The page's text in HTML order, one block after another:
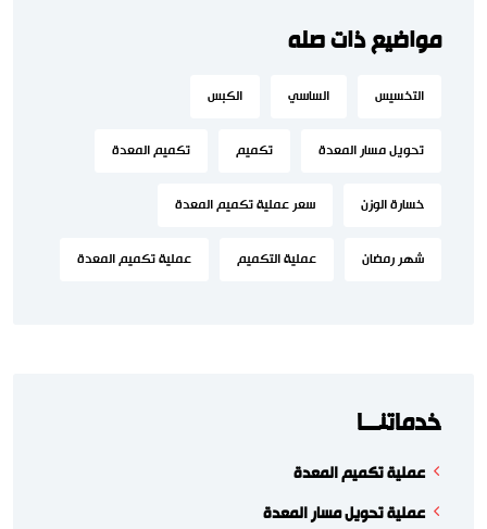
مواضيع ذات صله
التخسيس الساسي الكبس
تحويل مسار المعدة تكميم تكميم المعدة
خسارة الوزن سعر عملية تكميم المعدة
شهر رمضان عملية التكميم عملية تكميم المعدة
خدماتنـــا
عملية تكميم المعدة
عملية تحويل مسار المعدة